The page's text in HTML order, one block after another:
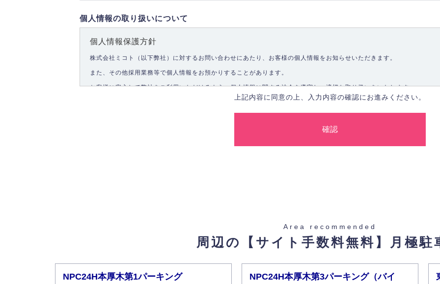
個人情報の取り扱いについて
個人情報保護方針
株式会社ミコト（以下弊社）に対するお問い合わせにあたり、お客様の個人情報をお知らせいただきます。
また、その他採用業務等で個人情報をお預かりすることがあります。
お客様に安心して弊社をご利用いただけるよう、個人情報に関する法令を遵守し、適切な取り扱いをいたします。
弊社は、お客様に対して偽りや不正な方法を取ることなく、適正に個人情報を取得いたします。
法的義務など正当な理由に基づく要請があった場合を除き、お客様の個人情報をご本人の同意なく第三者に提供いたしませ
お客様ご本人から自己の個人情報開示の請求があった場合、すみやかに開示いたします（ご本人であることが確認できな
また、個人情報の内容に誤りがあり、ご本人から訂正・追加・削除の請求がある場合は適切に対応いたします。
6.個人情報管理の社内教育
上記内容に同意の上、入力内容の確認にお進みください。
Area recommended
周辺の【サイト手数料無料】 月極駐
NPC24H本厚木第1パーキング
NPC24H本厚木第3パーキング（バイ